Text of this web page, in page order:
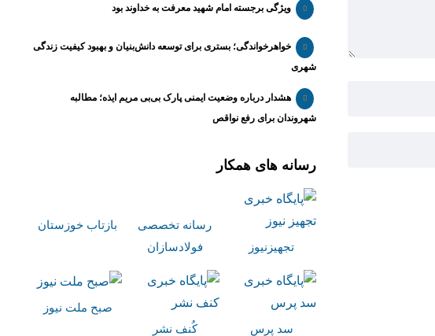
ویژگی برجسته امام شهید معرفت به خداوند بود
خواهرخواندگی؛ بستری برای توسعه دانش‌بنیان و بهبود کیفیت زندگی
شهری
هشدار درباره وضعیت ایمنی پارک بی‌بی مریم ایذه؛ مطالبه
شهروندان برای رفع نواقص
رسانه های همکار
تجهیزنیوز
رسانه تخصصی
فولادسازان
بازتاب خوزستان
سد پرس کُنف نشر
صبح ملت نیوز